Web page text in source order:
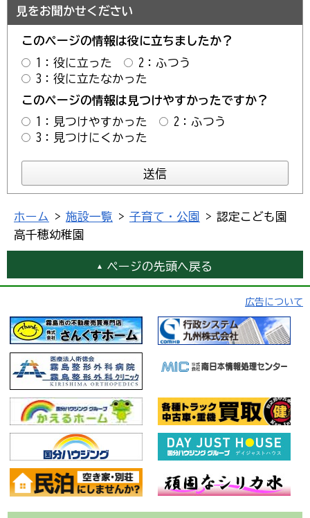
見をお聞かせください
このページの情報は役に立ちましたか？
1：役に立った
2：ふつう
3：役に立たなかった
このページの情報は見つけやすかったですか？
1：見つけやすかった
2：ふつう
3：見つけにくかった
ホーム > 施設一覧 > 子育て・公園
> 認定こども園
高千穂幼稚園
ページの先頭へ戻る
広告について